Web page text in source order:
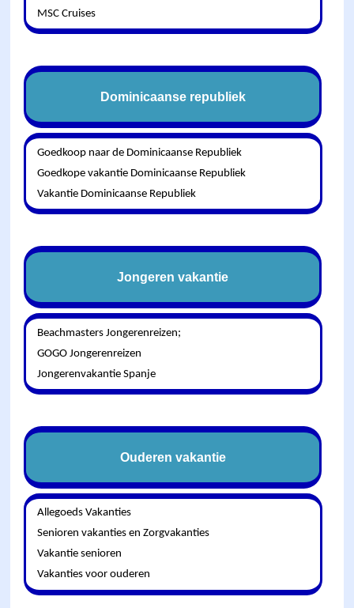
MSC Cruises
Dominicaanse republiek
Goedkoop naar de Dominicaanse Republiek
Goedkope vakantie Dominicaanse Republiek
Vakantie Dominicaanse Republiek
Jongeren vakantie
Beachmasters Jongerenreizen;
GOGO Jongerenreizen
Jongerenvakantie Spanje
Ouderen vakantie
Allegoeds Vakanties
Senioren vakanties en Zorgvakanties
Vakantie senioren
Vakanties voor ouderen